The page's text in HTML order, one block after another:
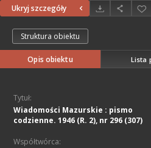
Ukryj szczegóły
Struktura obiektu
Opis obiektu Lista
Tytuł:
Wiadomości Mazurskie : pismo
codzienne. 1946 (R. 2), nr 296 (307)
Współtwórca: